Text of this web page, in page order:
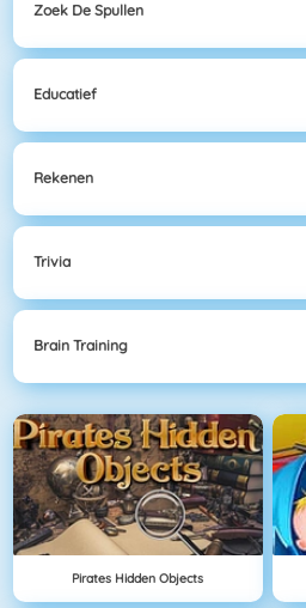
Zoek De Spullen
Educatief
Rekenen
Trivia
Brain Training
Pirates Hidden Objects